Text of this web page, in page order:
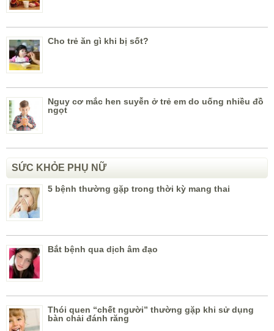
Cho trẻ ăn gì khi bị sốt?
Nguy cơ mắc hen suyễn ở trẻ em do uống nhiều đồ
ngọt
SỨC KHỎE PHỤ NỮ
5 bệnh thường gặp trong thời kỳ mang thai
Bắt bệnh qua dịch âm đạo
Thói quen “chết người” thường gặp khi sử dụng
bàn chải đánh răng